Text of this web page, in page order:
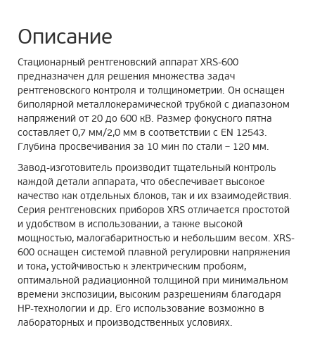
Описание
Стационарный рентгеновский аппарат XRS-600
предназначен для решения множества задач
рентгеновского контроля и толщинометрии. Он оснащен
биполярной металлокерамической трубкой с диапазоном
напряжений от 20 до 600 кВ. Размер фокусного пятна
составляет 0,7 мм/2,0 мм в соответствии с EN 12543.
Глубина просвечивания за 10 мин по стали – 120 мм.
Завод-изготовитель производит тщательный контроль
каждой детали аппарата, что обеспечивает высокое
качество как отдельных блоков, так и их взаимодействия.
Серия рентгеновских приборов XRS отличается простотой
и удобством в использовании, а также высокой
мощностью, малогабаритностью и небольшим весом. XRS-
600 оснащен системой плавной регулировки напряжения
и тока, устойчивостью к электрическим пробоям,
оптимальной радиационной толщиной при минимальном
времени экспозиции, высоким разрешениям благодаря
HP-технологии и др. Его использование возможно в
лабораторных и производственных условиях.